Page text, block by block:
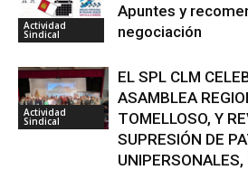
Actividad
Sindical
Apuntes y
negociación
Actividad
Sindical
EL SPL CLM
ASAMBLEA
TOMELLOSO, Y
SUPRESIÓN DE